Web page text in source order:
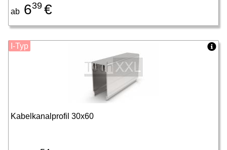
ab 639 €
Kabelkanalprofil 30x60
I-Typ